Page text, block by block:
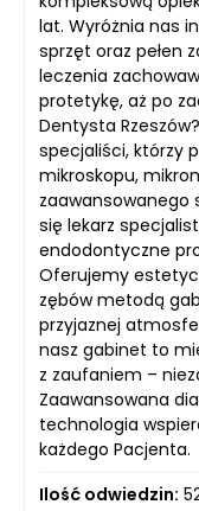
lat. Wyróżnia nas
sprzęt oraz pełen
leczenia
protetykę, aż po
Dentysta
specjaliści, którzy
mikroskopu,
zaawansowanego
się lekarz
endodontyczne
Oferujemy
zębów metodą
przyjaznej
nasz gabinet to
z zaufaniem –
Zaawansowana
technologia
każdego Pacjenta.
Ilość odwiedzin: